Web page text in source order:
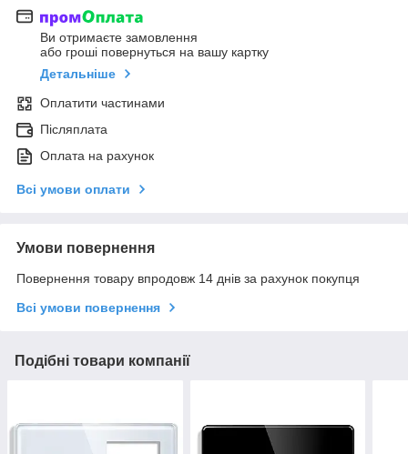
Ви отримаєте замовлення
або гроші повернуться на вашу картку
Детальніше
Оплатити частинами
Післяплата
Оплата на рахунок
Всі умови оплати
Умови повернення
Повернення товару впродовж 14 днів за рахунок покупця
Всі умови повернення
Подібні товари компанії